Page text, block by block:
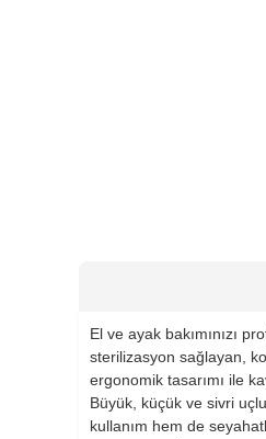
El ve ayak bakımınızı
sterilizasyon sağlayan,
ergonomik tasarımı ile
Büyük, küçük ve sivri
kullanım hem de